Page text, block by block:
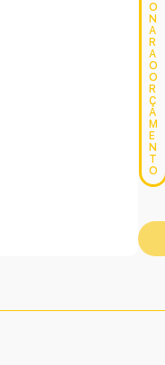
O
N
A
R
A
O
O
R
Ç
A
M
E
N
T
O